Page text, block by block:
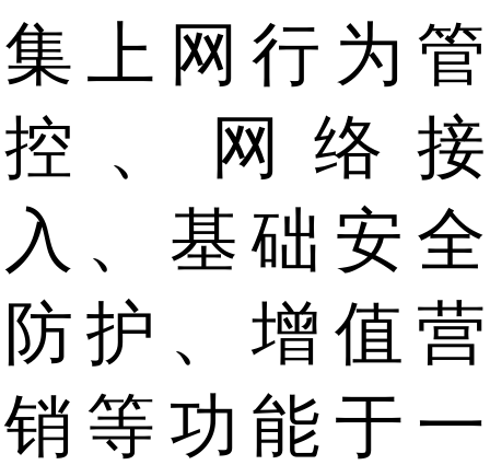
集上网行为管
控、网络接
入、基础安全
防护、增值营
销等功能于一